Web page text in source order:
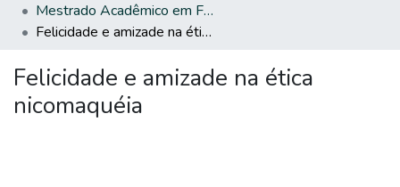
Mestrado Acadêmico em Filosofia
Felicidade e amizade na ética nicomaquéia
Felicidade e amizade na ética
nicomaquéia